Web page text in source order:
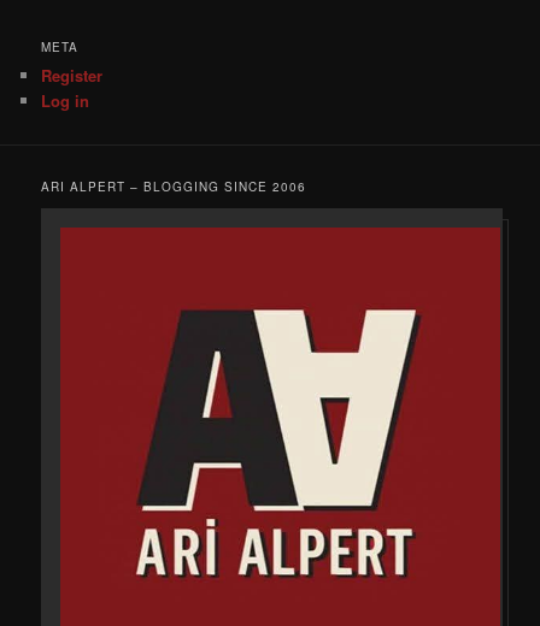
META
Register
Log in
ARI ALPERT – BLOGGING SINCE 2006